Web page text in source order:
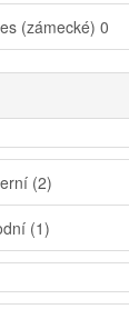
(zámecké) 0
(2)
(1)